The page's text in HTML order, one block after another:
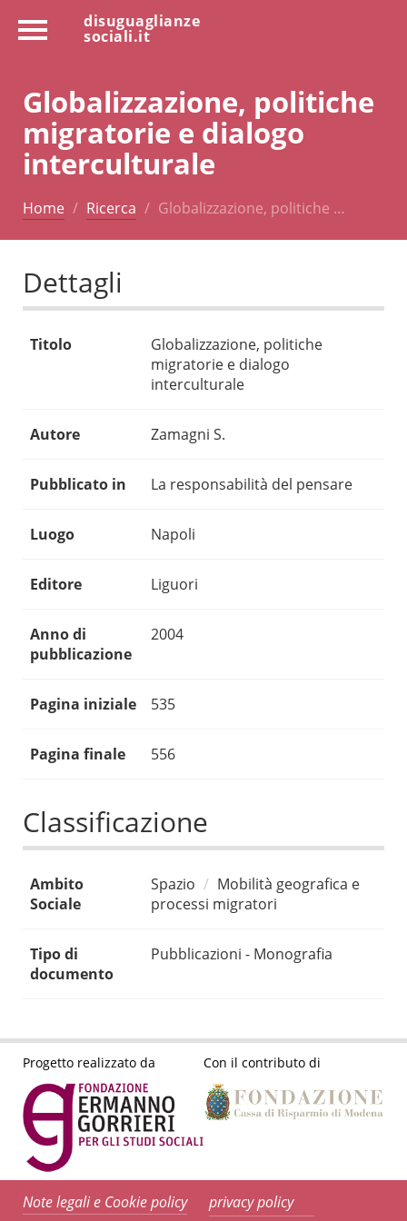
disuguaglianze
sociali.it
Globalizzazione, politiche
migratorie e dialogo
interculturale
Home Ricerca Globalizzazione, politiche …
Dettagli
Titolo
Globalizzazione, politiche
migratorie e dialogo
interculturale
Autore Zamagni S.
Pubblicato in La responsabilità del pensare
Luogo Napoli
Editore Liguori
Anno di
pubblicazione
2004
Pagina iniziale 535
Pagina finale 556
Classificazione
Ambito
Sociale
Spazio
Mobilità geografica e
processi migratori
Tipo di
documento
Pubblicazioni - Monografia
Progetto realizzato da Con il contributo di
Note legali e Cookie policy privacy policy